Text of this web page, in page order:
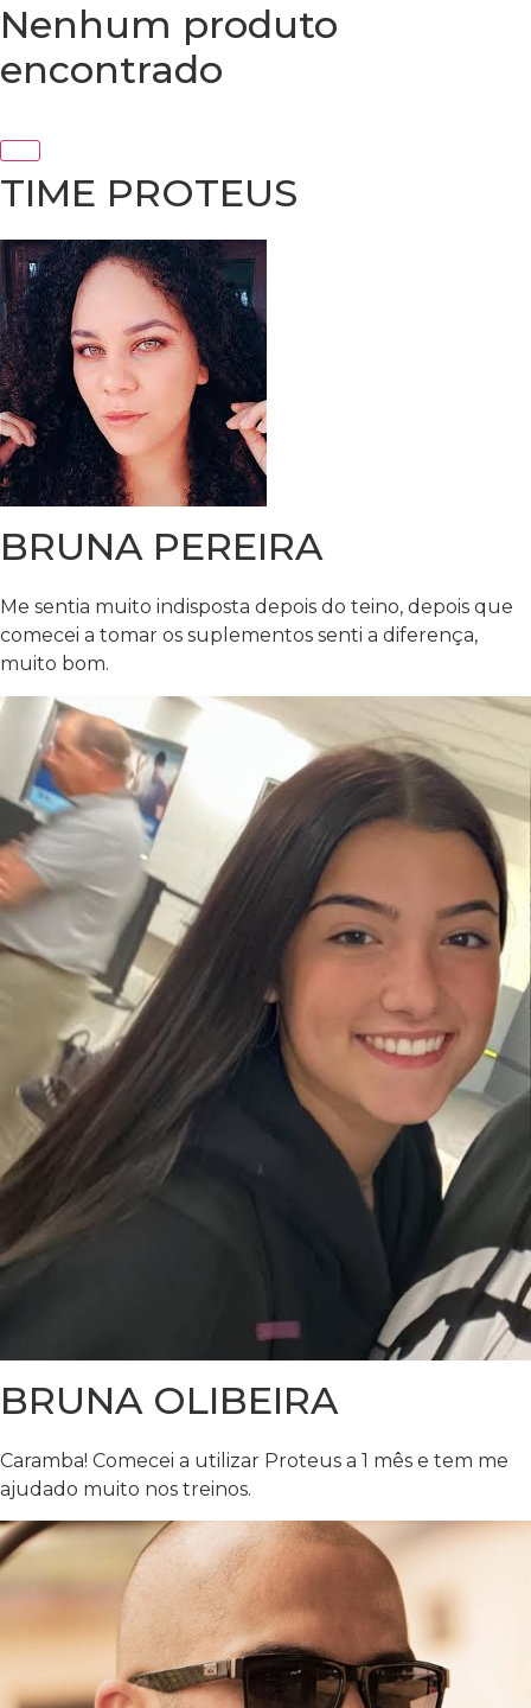
Nenhum produto
encontrado
TIME PROTEUS
BRUNA PEREIRA
Me sentia muito indisposta depois do teino, depois que
comecei a tomar os suplementos senti a diferença,
muito bom.
BRUNA OLIBEIRA
Caramba! Comecei a utilizar Proteus a 1 mês e tem me
ajudado muito nos treinos.